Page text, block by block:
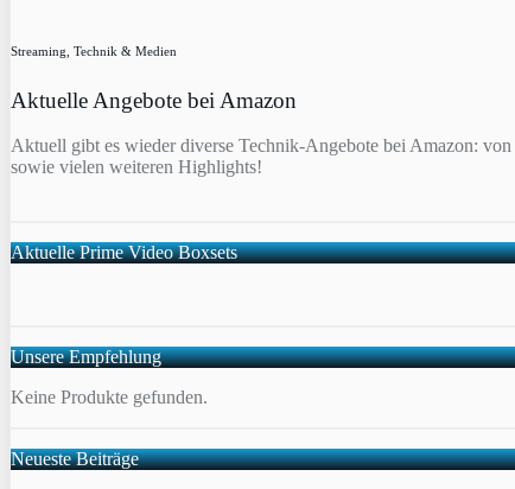
Streaming, Technik & Medien
Aktuelle Angebote bei Amazon
Aktuell gibt es wieder diverse Technik-Angebote bei Amazon: von
sowie vielen weiteren Highlights!
Aktuelle Prime Video Boxsets
Unsere Empfehlung
Keine Produkte gefunden.
Neueste Beiträge